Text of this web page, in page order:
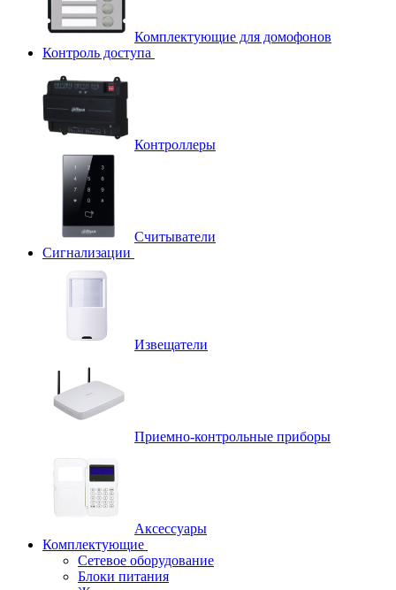
Комплектующие для домофонов
Контроль доступа
Контроллеры
Считыватели
Сигнализации
Извещатели
Приемно-контрольные приборы
Аксессуары
Комплектующие
Сетевое оборудование
Блоки питания